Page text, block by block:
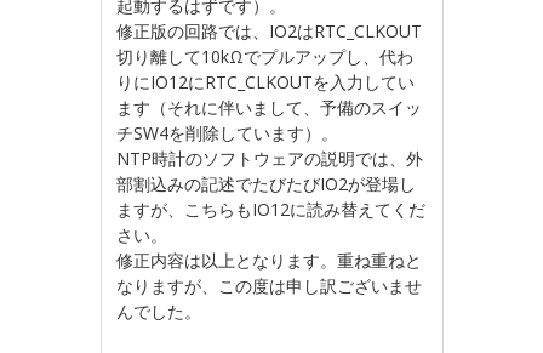
起動するはずです）。
修正版の回路では、IO2はRTC_CLKOUT
切り離して10kΩでプルアップし、代わ
りにIO12にRTC_CLKOUTを入力してい
ます（それに伴いまして、予備のスイッ
チSW4を削除しています）。
NTP時計のソフトウェアの説明では、外
部割込みの記述でたびたびIO2が登場し
ますが、こちらもIO12に読み替えてくだ
さい。
修正内容は以上となります。重ね重ねと
なりますが、この度は申し訳ございませ
んでした。